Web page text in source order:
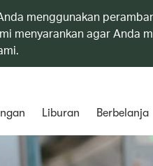
menggunakan
menyarankan agar Anda
Liburan Berbelanja